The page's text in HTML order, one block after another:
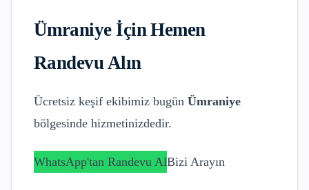
Ümraniyeİçin Hemen
Randevu Alın
Ücretsiz keşif ekibimiz bugün Ümraniye
bölgesinde hizmetinizdedir.
WhatsApp'tan Randevu AlBizi Arayın